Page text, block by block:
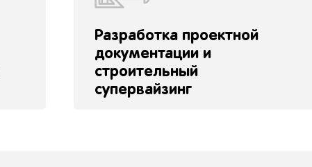
Разработка проектной
документации и
строительный
супервайзинг